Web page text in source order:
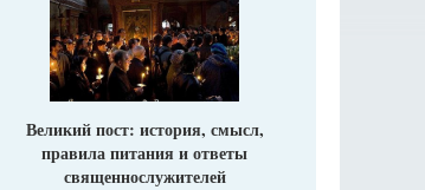
Великий пост: история, смысл,
правила питания и ответы
священнослужителей